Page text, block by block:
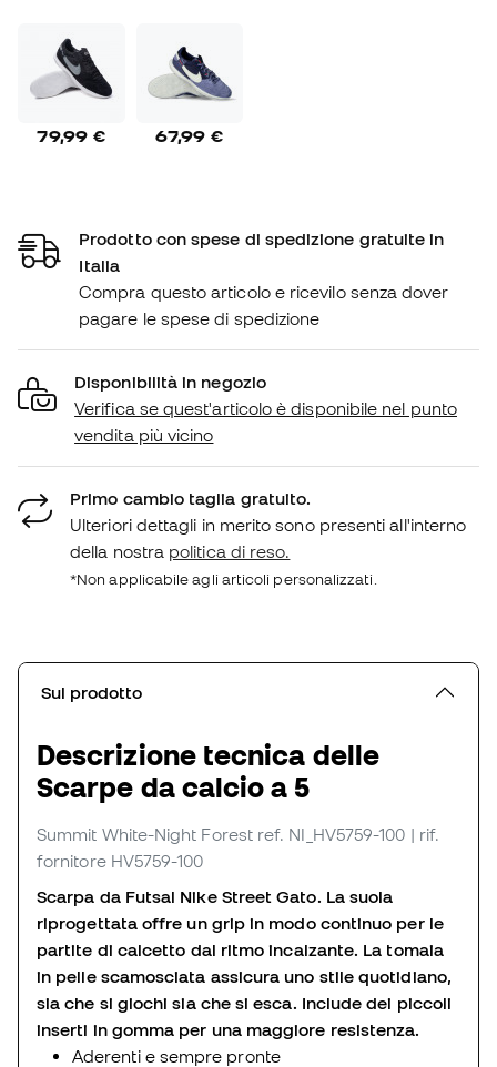
79,99 € 67,99 €
Prodotto con spese di spedizione gratuite in
Italia
Compra questo articolo e ricevilo senza dover
pagare le spese di spedizione
Disponibilità in negozio
Verifica se quest'articolo è disponibile nel punto
vendita più vicino
Primo cambio taglia gratuito.
Ulteriori dettagli in merito sono presenti all'interno
della nostra politica di reso.
*Non applicabile agli articoli personalizzati.
Sul prodotto
Descrizione tecnica delle
Scarpe da calcio a 5
Summit White-Night Forest ref. NI_HV5759-100 | rif.
fornitore HV5759-100
Scarpa da Futsal Nike Street Gato. La suola
riprogettata offre un grip in modo continuo per le
partite di calcetto dal ritmo incalzante. La tomaia
in pelle scamosciata assicura uno stile quotidiano,
sia che si giochi sia che si esca. Include dei piccoli
inserti in gomma per una maggiore resistenza.
Aderenti e sempre pronte